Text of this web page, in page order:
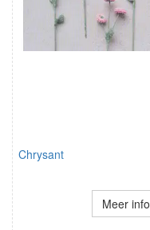
Chrysant
Meer info